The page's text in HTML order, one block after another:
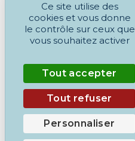
Ce site utilise des
cookies et vous donne
le contrôle sur ceux que
vous souhaitez activer
Tout accepter
Tout refuser
Personnaliser